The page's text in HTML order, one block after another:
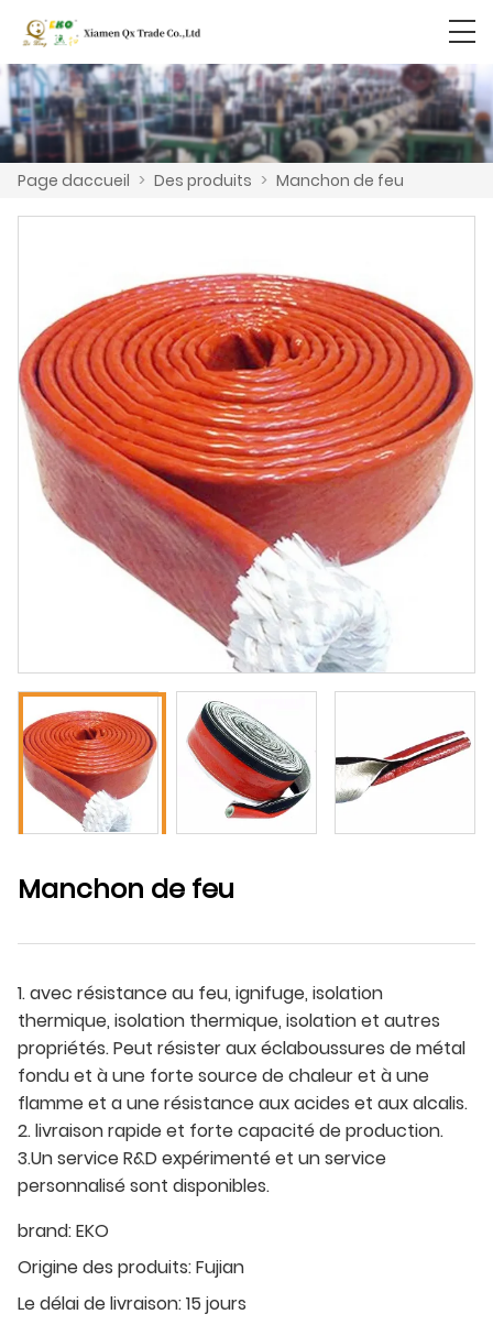
Page daccueil > Des produits > Manchon de feu
Manchon de feu
1. avec résistance au feu, ignifuge, isolation
thermique, isolation thermique, isolation et autres
propriétés. Peut résister aux éclaboussures de métal
fondu et à une forte source de chaleur et à une
flamme et a une résistance aux acides et aux alcalis.
2. livraison rapide et forte capacité de production.
3.Un service R&D expérimenté et un service
personnalisé sont disponibles.
brand:EKO
Origine des produits:Fujian
Le délai de livraison:15 jours